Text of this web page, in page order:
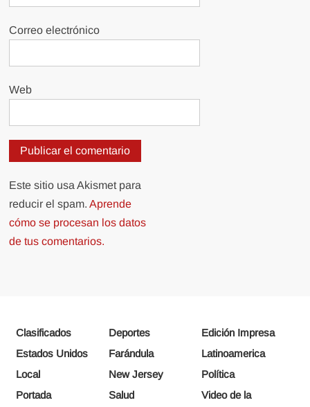
Correo electrónico
Web
Este sitio usa Akismet para
reducir el spam.Aprende
cómo se procesan los datos
de tus comentarios.
Clasificados Deportes
Edición Impresa
Estados Unidos
Farándula
Latinoamerica
Local
New Jersey
Política
Portada
Salud
Video de la